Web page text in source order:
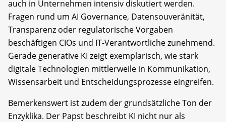
auch in Unternehmen intensiv diskutiert werden.
Fragen rund um AI Governance, Datensouveränität,
Transparenz oder regulatorische Vorgaben
beschäftigen CIOs und IT-Verantwortliche zunehmend.
Gerade generative KI zeigt exemplarisch, wie stark
digitale Technologien mittlerweile in Kommunikation,
Wissensarbeit und Entscheidungsprozesse eingreifen.
Bemerkenswert ist zudem der grundsätzliche Ton der
Enzyklika. Der Papst beschreibt KI nicht nur als